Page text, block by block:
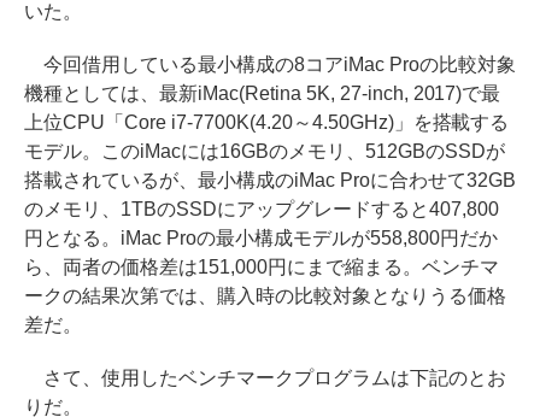
いた。
今回借用している最小構成の8コアiMac Proの比較対象
機種としては、最新iMac(Retina 5K, 27-inch, 2017)で最
上位CPU「Core i7-7700K(4.20～4.50GHz)」を搭載する
モデル。このiMacには16GBのメモリ、512GBのSSDが
搭載されているが、最小構成のiMac Proに合わせて32GB
のメモリ、1TBのSSDにアップグレードすると407,800
円となる。iMac Proの最小構成モデルが558,800円だか
ら、両者の価格差は151,000円にまで縮まる。ベンチマ
ークの結果次第では、購入時の比較対象となりうる価格
差だ。
さて、使用したベンチマークプログラムは下記のとお
りだ。